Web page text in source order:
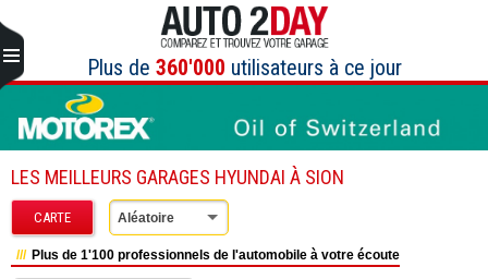
au
contenu
Plus de 360'000 utilisateurs à ce jour
LES MEILLEURS GARAGES HYUNDAI À SION
CARTE Aléatoire
Plus de 1'100 professionnels de l'automobile à votre écoute